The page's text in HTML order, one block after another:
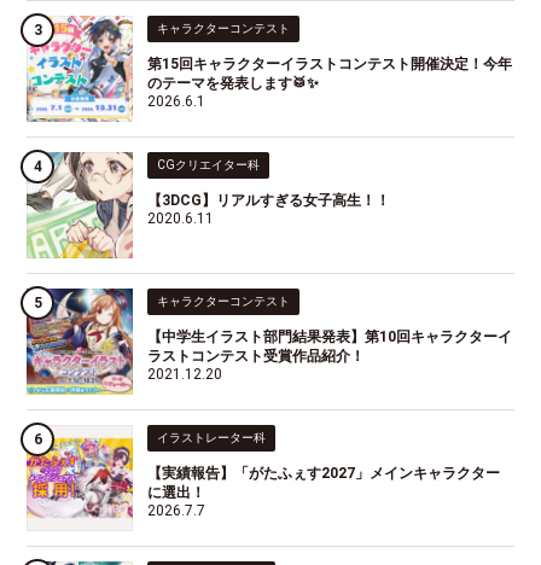
キャラクターコンテスト
第15回キャラクターイラストコンテスト開催決定！今年
のテーマを発表します🥁✨
2026.6.1
CGクリエイター科
【3DCG】リアルすぎる女子高生！！
2020.6.11
キャラクターコンテスト
【中学生イラスト部門結果発表】第10回キャラクターイ
ラストコンテスト受賞作品紹介！
2021.12.20
イラストレーター科
【実績報告】「がたふぇす2027」メインキャラクター
に選出！
2026.7.7